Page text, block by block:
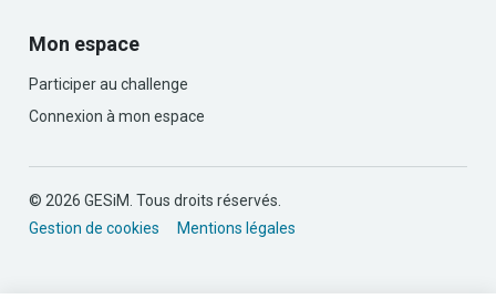
Mon espace
Participer au challenge
Connexion à mon espace
© 2026 GESiM. Tous droits réservés.
Gestion de cookies
Mentions légales